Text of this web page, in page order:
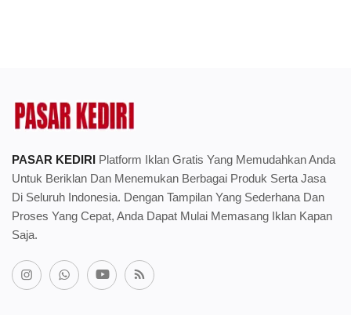
PASAR KEDIRI Platform Iklan Gratis Yang Memudahkan Anda
Untuk Beriklan Dan Menemukan Berbagai Produk Serta Jasa
Di Seluruh Indonesia. Dengan Tampilan Yang Sederhana Dan
Proses Yang Cepat, Anda Dapat Mulai Memasang Iklan Kapan
Saja.